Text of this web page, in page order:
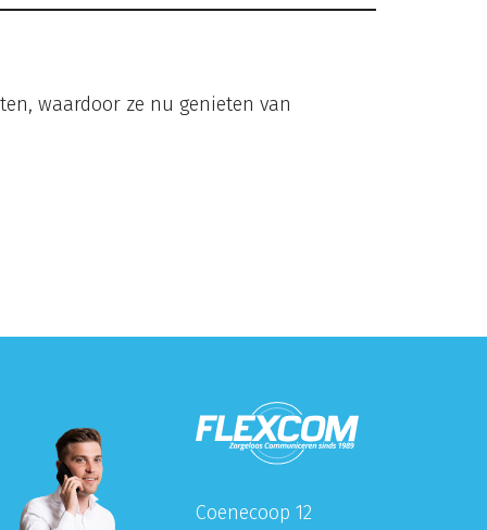
waardoor ze nu genieten van
Coenecoop 12